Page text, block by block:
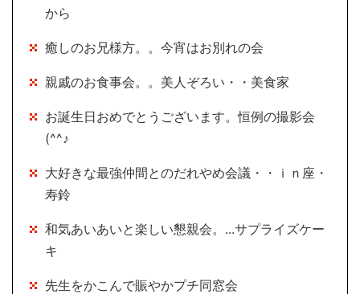
から
癒しのお兄様方。。今宵はお別れの会
親戚のお食事会。。美人ぞろい・・美食家
お誕生日おめでとうございます。恒例の撮影会
(^^♪
大好きな最強仲間とのだれやめ会議・・ｉｎ座・
寿鈴
和気あいあいと楽しい懇親会。...サプライズケー
キ
先生をかこんで賑やかプチ同窓会